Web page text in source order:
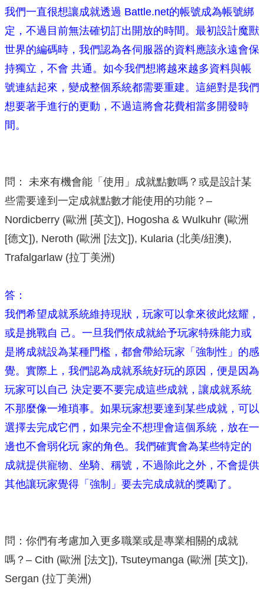
我們一直很想讓成就透過 Battle.net的帳號成為帳號綁
定，不過目前無法確切訂出開放的時間。最初設計魔獸
世界的編碼時，我們認為各伺服器的資料應該永遠會保
持獨立，不會 共通。如今我們想將越來越多資料與帳
號連結起來，變成整個系統都需要重建。這絕對是我們
想要著手進行的更動，不過這將會花費相當多開發時
間。
問： 未來有機會能「使用」成就點數嗎？或是設計某
些需要達到一定成就點數才能使用的功能？–
Nordicberry (歐洲 [英文]), Hogosha & Wulkuhr (歐洲
[德文]), Neroth (歐洲 [法文]), Kularia (北美/紐澳),
Trafalgarlaw (拉丁美洲)
答：
我們希望成就系統維持現狀，玩家可以拿來彼此炫耀，
或是挑戰自 己。一旦我們依成就給予玩家特殊能力或
是將成就設為某種門檻，都會帶給玩家「強制性」的感
覺。實際上，我們認為成就系統好玩的原因，便是因為
玩家可以自己 決定要不要完成這些成就，讓成就系統
不那麼像一堆瑣事。如果玩家想要達到某些成就，可以
選擇去完成它們，如果完全不想理會這個系統，放在一
邊也不會弱化玩 家的角色。我們確實會為某些特定的
成就提供寵物、坐騎、稱號，不過除此之外，不會提供
其他讓玩家覺得「強制」要去完成成就的獎勵了。
問：你們有考慮加入更多職業或是專業相關的成就
嗎？– Cith (歐洲 [法文]), Tsuteymanga (歐洲 [英文]),
Sergan (拉丁美洲)